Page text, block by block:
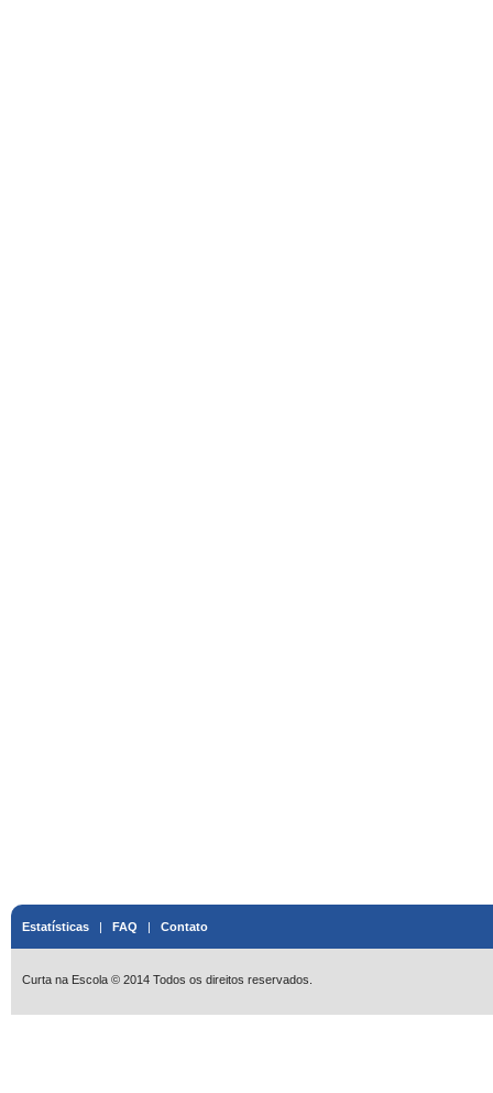
Estatísticas | FAQ | Contato
Curta na Escola © 2014 Todos os direitos reservados.